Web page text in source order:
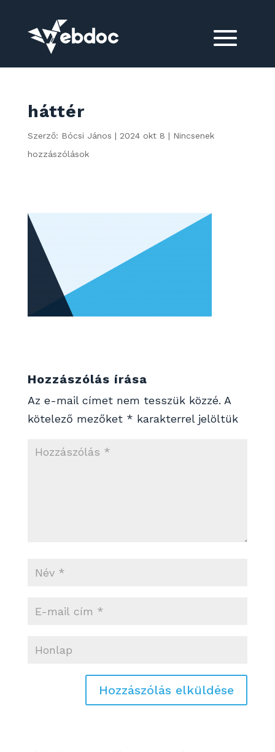
háttér
Szerző: Bócsi János | 2024 okt 8 | Nincsenek
hozzászólások
Hozzászólás írása
Az e-mail címet nem tesszük közzé. A
kötelező mezőket * karakterrel jelöltük